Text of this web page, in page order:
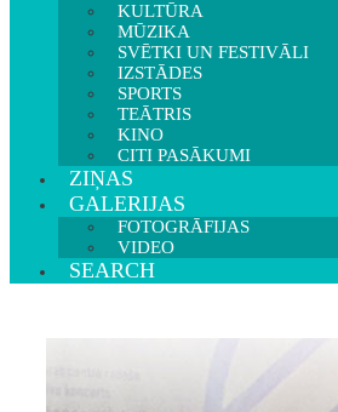
KULTŪRA
MŪZIKA
SVĒTKI UN FESTIVĀLI
IZSTĀDES
SPORTS
TEĀTRIS
KINO
CITI PASĀKUMI
ZIŅAS
GALERIJAS
FOTOGRĀFIJAS
VIDEO
SEARCH